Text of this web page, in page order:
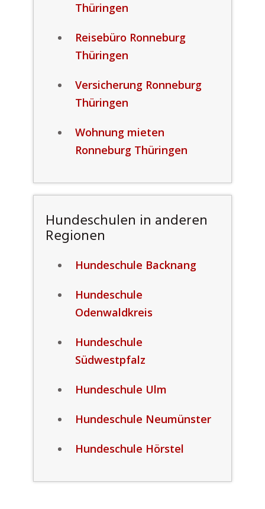
Thüringen
Reisebüro Ronneburg
Thüringen
Versicherung Ronneburg
Thüringen
Wohnung mieten
Ronneburg Thüringen
Hundeschulen in anderen
Regionen
Hundeschule Backnang
Hundeschule
Odenwaldkreis
Hundeschule
Südwestpfalz
Hundeschule Ulm
Hundeschule Neumünster
Hundeschule Hörstel